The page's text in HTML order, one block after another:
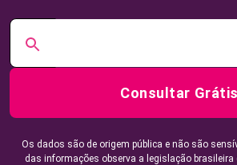
Consultar Grátis
Os dados são de origem pública e não são
das informações observa a legislação brasileira